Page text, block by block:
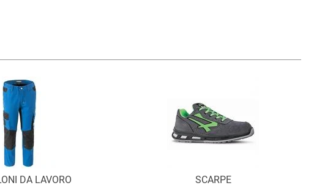
DA LAVORO
SCARPE